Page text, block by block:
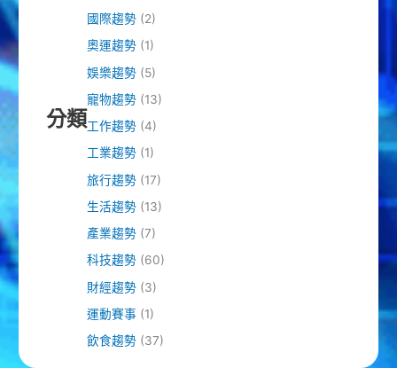
分類
國際趨勢(2)
奧運趨勢(1)
娛樂趨勢(5)
寵物趨勢(13)
工作趨勢(4)
工業趨勢(1)
旅行趨勢(17)
生活趨勢(13)
產業趨勢(7)
科技趨勢(60)
財經趨勢(3)
運動賽事 (1)
飲食趨勢(37)